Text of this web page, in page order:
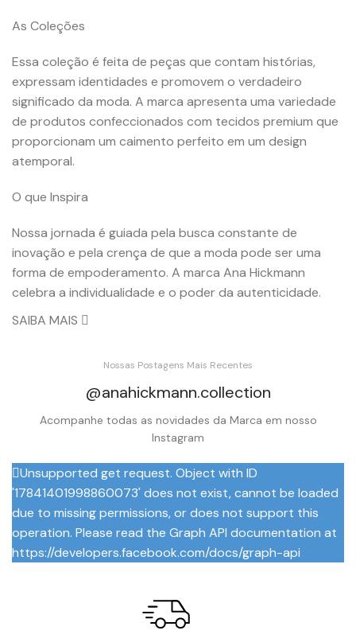
As Coleções
Essa coleção é feita de peças que contam histórias,
expressam identidades e promovem o verdadeiro
significado da moda. A marca apresenta uma variedade
de produtos confeccionados com tecidos premium que
proporcionam um caimento perfeito em um design
atemporal.
O que Inspira
Nossa jornada é guiada pela busca constante de
inovação e pela crença de que a moda pode ser uma
forma de empoderamento. A marca Ana Hickmann
celebra a individualidade e o poder da autenticidade.
SAIBA MAIS
Nossas Postagens Mais Recentes
@anahickmann.collection
Acompanhe todas as novidades da Marca em nosso
Instagram
Unsupported get request. Object with ID
'17841401998860073' does not exist, cannot be loaded
due to missing permissions, or does not support this
operation. Please read the Graph API documentation at
https://developers.facebook.com/docs/graph-api